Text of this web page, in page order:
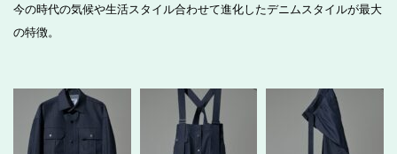
今の時代の気候や生活スタイル合わせて進化したデニムスタイルが最大
の特徴。